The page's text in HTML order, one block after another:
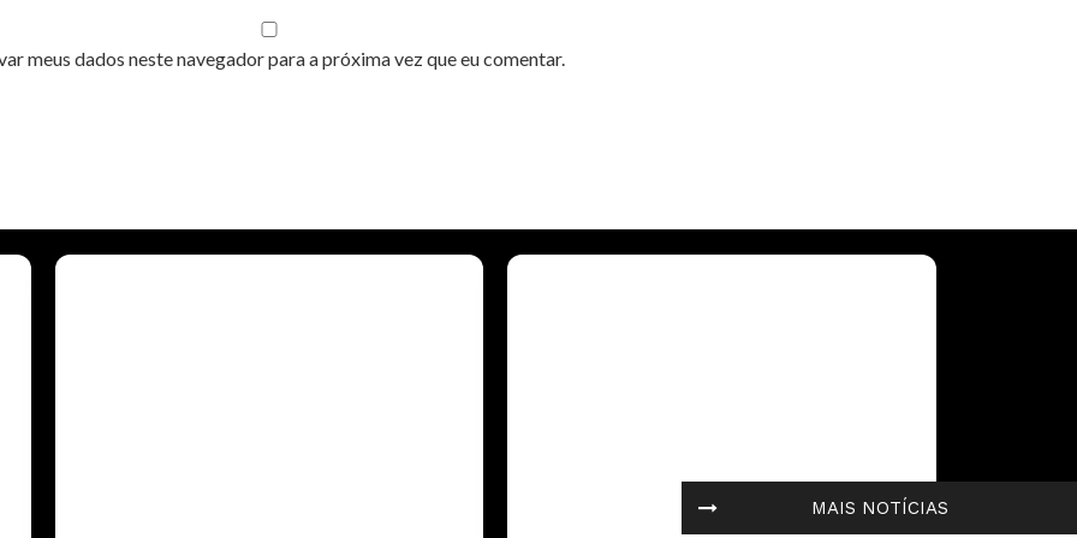
meus dados neste navegador para a próxima vez que eu comentar.
MAIS NOTÍCIAS